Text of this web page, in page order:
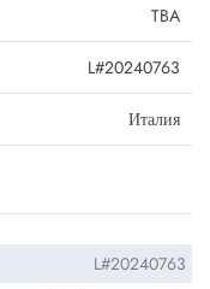
TBA
L#20240763
Италия
L#20240763